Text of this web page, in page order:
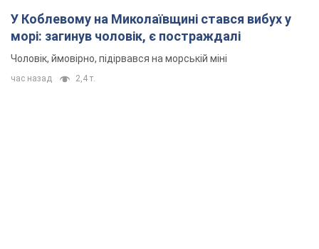
У Коблевому на Миколаївщині стався вибух у
морі: загинув чоловік, є постраждалі
Чоловік, ймовірно, підірвався на морській міні
час назад 2,4 т.